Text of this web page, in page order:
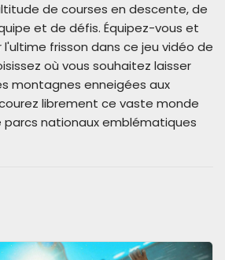
de courses en descente, de
et de défis. Équipez-vous et
frisson dans ce jeu vidéo de
où vous souhaitez laisser
montagnes enneigées aux
librement ce vaste monde
nationaux emblématiques